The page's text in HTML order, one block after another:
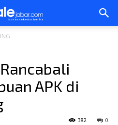
APK di
0
382